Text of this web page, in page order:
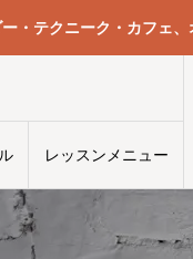
・テクニーク・カフェ
レッスンメニュー
グ済み
グ済み